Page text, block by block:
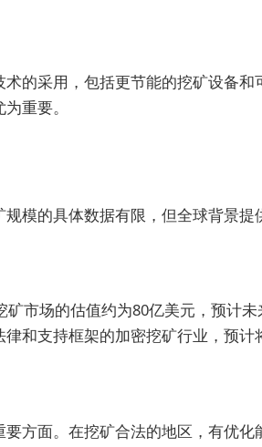
的采用，包括更节能的挖矿设备
重要。
模的具体数据有限，但全球背景提
矿市场的估值约为80亿美元，预计
和支持框架的加密挖矿行业，预计
方面。在挖矿合法的地区，有优